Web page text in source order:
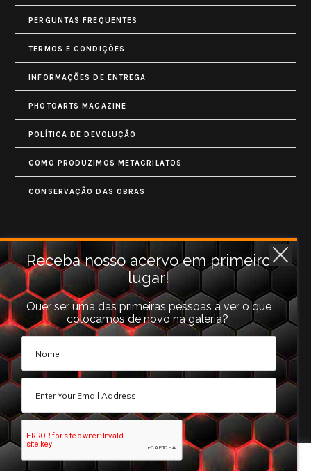
PERGUNTAS FREQUENTES
TERMOS E CONDIÇÕES
INFORMAÇÕES DE ENTREGA
PHOTOARTS MAGAZINE
POLÍTICA DE DEVOLUÇÃO
COMO PRODUZIMOS METACRILATOS
CONSERVAÇÃO DAS OBRAS
Contatos
Rua Monet, 731
Granja Vianna
Cotia, SP (06710-660).
galeria@photoarts.com.br
WhatsApp:+55 11 96253 3293
Este website usa cookies para melhorar a sua experiência.
Receba nosso acervo em primeiro
lugar!
Quer ser uma das primeiras pessoas a ver o que
colocamos de novo na galeria?